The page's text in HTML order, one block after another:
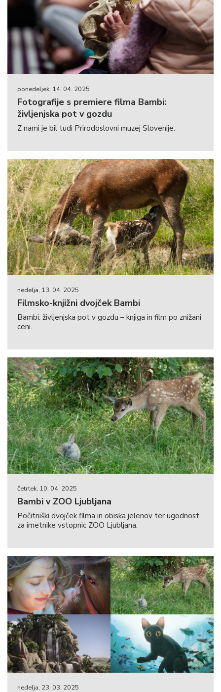
ponedeljek, 14. 04. 2025
Fotografije s premiere filma Bambi:
življenjska pot v gozdu
Z nami je bil tudi Prirodoslovni muzej Slovenije.
nedelja, 13. 04. 2025
Filmsko-knjižni dvojček Bambi
Bambi: življenjska pot v gozdu – knjiga in film po znižani
ceni.
četrtek, 10. 04. 2025
Bambi v ZOO Ljubljana
Počitniški dvojček filma in obiska jelenov ter ugodnost
za imetnike vstopnic ZOO Ljubljana.
nedelja, 23. 03. 2025